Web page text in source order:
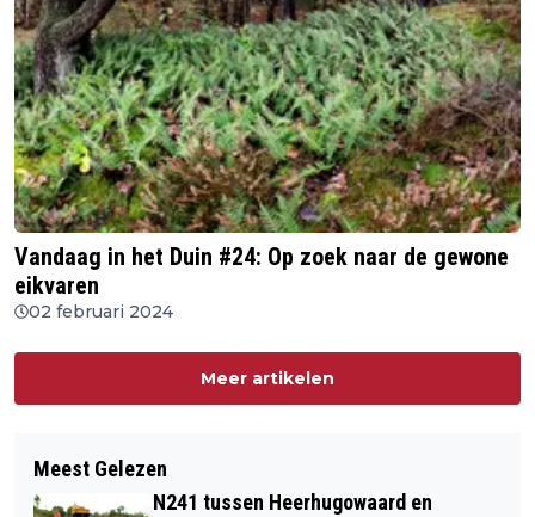
Vandaag in het Duin #24: Op zoek naar de gewone
eikvaren
02 februari 2024
Meer artikelen
Meest Gelezen
N241 tussen Heerhugowaard en